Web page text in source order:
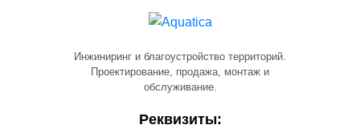
Инжиниринг и благоустройство территорий.
Проектирование, продажа, монтаж и
обслуживание.
Реквизиты: